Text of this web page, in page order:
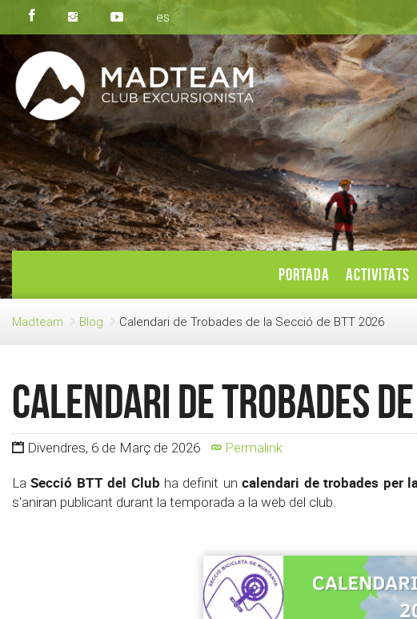
es
PORTADA ACTIVITATS
Madteam Blog Calendari de Trobades de la Secció de BTT 2026
Calendari de Trobades
Divendres, 6 de Març de 2026
Permalink
LaSecció BTT del Club ha definit un calendari de trobades per
s'aniran publicant durant la temporada a la web del club.